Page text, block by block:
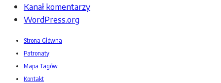
Kanał komentarzy
WordPress.org
Strona Główna
Patronaty
Mapa Tagów
Kontakt